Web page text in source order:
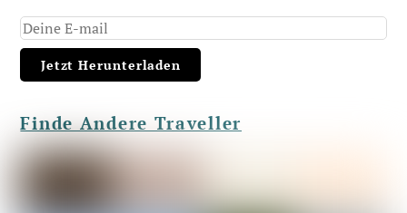
Finde Andere Traveller